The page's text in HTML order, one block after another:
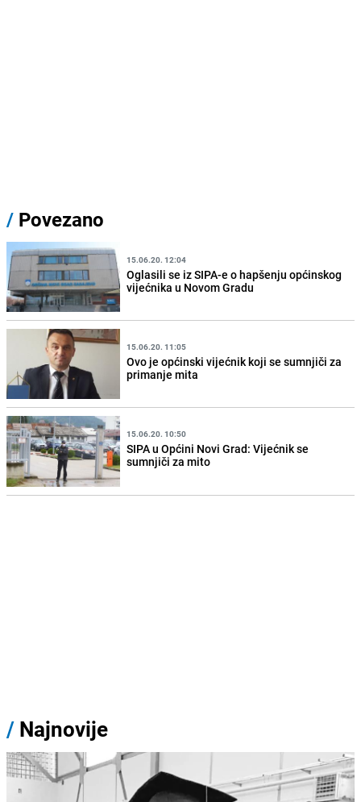
/ Povezano
15.06.20. 12:04
Oglasili se iz SIPA-e o hapšenju općinskog
vijećnika u Novom Gradu
15.06.20. 11:05
Ovo je općinski vijećnik koji se sumnjiči za
primanje mita
15.06.20. 10:50
SIPA u Općini Novi Grad: Vijećnik se
sumnjiči za mito
/ Najnovije